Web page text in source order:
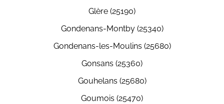
Glère (25190)
Gondenans-Montby (25340)
Gondenans-les-Moulins (25680)
Gonsans (25360)
Gouhelans (25680)
Goumois (25470)